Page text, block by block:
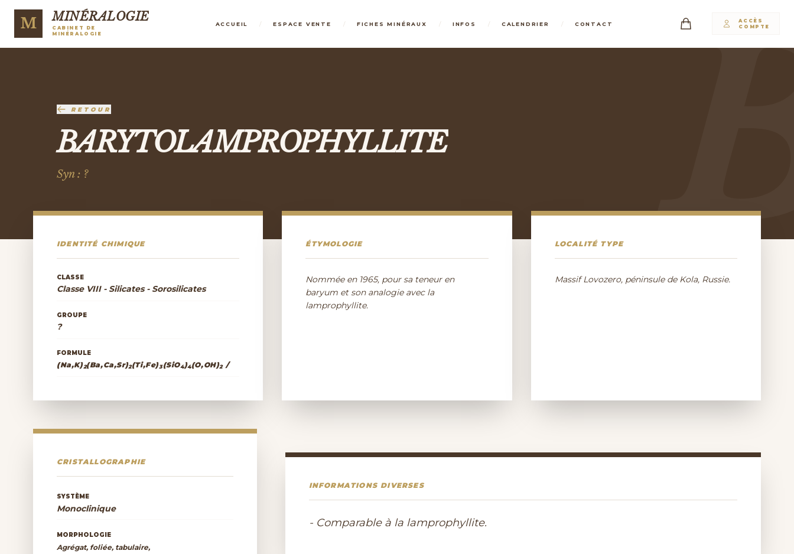
M MINÉRALOGIE
CABINET DE
MINÉRALOGIE
ACCUEIL / ESPACE VENTE / FICHES MINÉRAUX / INFOS / CALENDRIER / CONTACT
ACCÈS
COMPTE
RETOUR
BARYTOLAMPROPHYLLITE
Syn : ?
IDENTITÉ CHIMIQUE
CLASSE
Classe VIII - Silicates - Sorosilicates
GROUPE
?
FORMULE
(Na,K)2(Ba,Ca,Sr)2(Ti,Fe)3(SiO4)4(O,OH)2/
ÉTYMOLOGIE
Nommée en 1965, pour sa teneur en
baryum et son analogie avec la
lamprophyllite.
LOCALITÉ TYPE
Massif Lovozero, péninsule de Kola, Russie.
CRISTALLOGRAPHIE
SYSTÈME
Monoclinique
MORPHOLOGIE
Agrégat, foliée, tabulaire,
INFORMATIONS DIVERSES
- Comparable à la lamprophyllite.